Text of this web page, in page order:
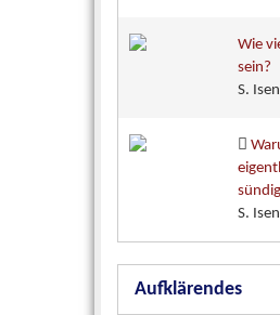
Wie
sein?
S.
S.
Aufklärendes